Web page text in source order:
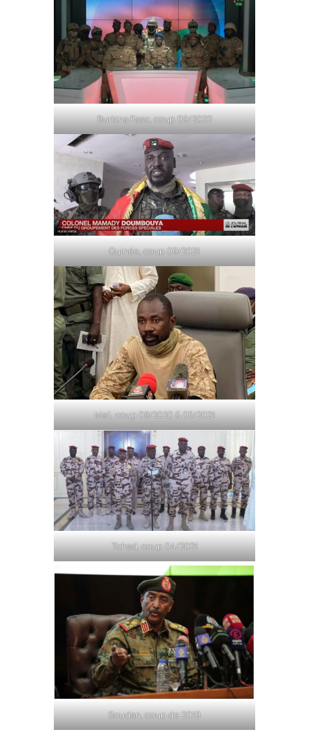
Burkina Faso, coup 09/2022
Guinée, coup 09/2021
Mali, coup 08/2020 & 05/2021
Tchad, coup 04/2021
Soudan, coup de 2019